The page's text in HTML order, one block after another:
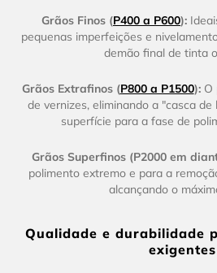
Grãos Finos (P400 a P600):
pequenas imperfeições e
demão final de tinta
Grãos Extrafinos (P800 a P1500):O
de vernizes, eliminando a "casca
superfície para a fase de
Grãos Superfinos (P2000 em
polimento extremo e para a
alcançando o
Qualidade e durabilidade
exigentes